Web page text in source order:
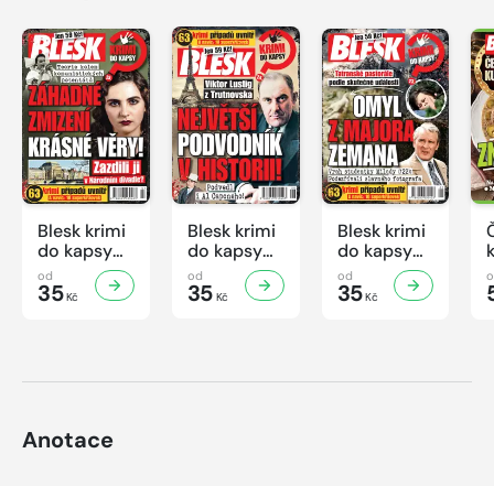
Blesk krimi
do kapsy
č.7/2026
od
35Kč
Blesk krimi
do kapsy
č.6/2026
od
35Kč
Blesk krimi
do kapsy
č.5/2026
od
35Kč
Anotace